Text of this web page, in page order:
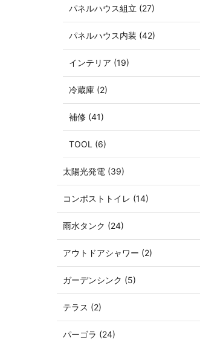
パネルハウス組立 (27)
パネルハウス内装 (42)
インテリア (19)
冷蔵庫 (2)
補修 (41)
TOOL (6)
太陽光発電 (39)
コンポストトイレ (14)
雨水タンク (24)
アウトドアシャワー (2)
ガーデンシンク (5)
テラス (2)
パーゴラ (24)